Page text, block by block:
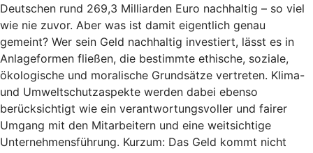
Deutschen rund 269,3 Milliarden Euro nachhaltig – so viel
wie nie zuvor. Aber was ist damit eigentlich genau
gemeint? Wer sein Geld nachhaltig investiert, lässt es in
Anlageformen fließen, die bestimmte ethische, soziale,
ökologische und moralische Grundsätze vertreten. Klima-
und Umweltschutzaspekte werden dabei ebenso
berücksichtigt wie ein verantwortungsvoller und fairer
Umgang mit den Mitarbeitern und eine weitsichtige
Unternehmensführung. Kurzum: Das Geld kommt nicht